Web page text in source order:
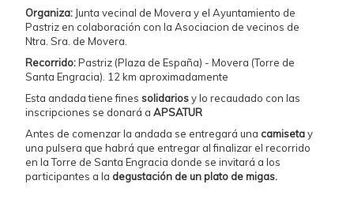
Organiza: Junta vecinal de Movera y el Ayuntamiento de
Pastriz en colaboración con la Asociacion de vecinos de
Ntra. Sra. de Movera.
Recorrido:Pastriz (Plaza de España) - Movera (Torre de
Santa Engracia). 12 km aproximadamente
Esta andada tiene fines solidariosy lo recaudado con las
inscripciones se donará a APSATUR
Antes de comenzar la andada se entregará una camisetay
una pulsera que habrá que entregar al finalizar el recorrido
en la Torre de Santa Engracia donde se invitará a los
participantes a la degustación de un plato de migas.